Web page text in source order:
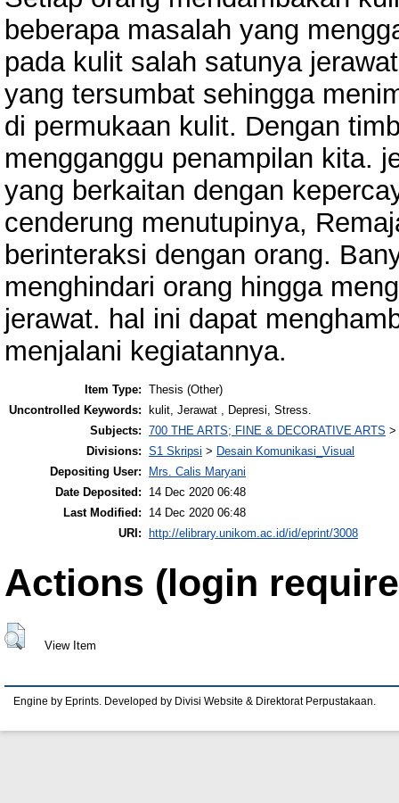
beberapa masalah yang
pada kulit salah satunya
yang tersumbat sehingga
di permukaan kulit. Dengan
mengganggu penampilan kita.
yang berkaitan dengan
cenderung menutupinya,
berinteraksi dengan orang.
menghindari orang hingga
jerawat. hal ini dapat
menjalani kegiatannya.
Item Type: Thesis (Other)
Uncontrolled Keywords:
kulit, Jerawat , Depresi, Stress.
Subjects: 700 THE ARTS; FINE & DECORATIVE ARTS >
Divisions: S1 Skripsi > Desain Komunikasi_Visual
Depositing User:
Mrs. Calis Maryani
Date Deposited:
14 Dec 2020 06:48
Last Modified:
14 Dec 2020 06:48
URI:
http://elibrary.unikom.ac.id/id/eprint/3008
Actions (login
View Item
Engine by Eprints. Developed by Divisi Website & Direktorat Perpustakaan.